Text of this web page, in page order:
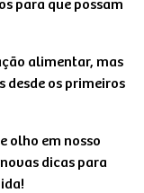
para que possam
alimentar, mas
desde os primeiros
olho em nosso
dicas para